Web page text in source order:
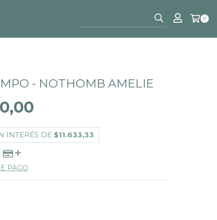
0
- NOTHOMB AMELIE
INTERÉS DE $11.633,33
PAGO